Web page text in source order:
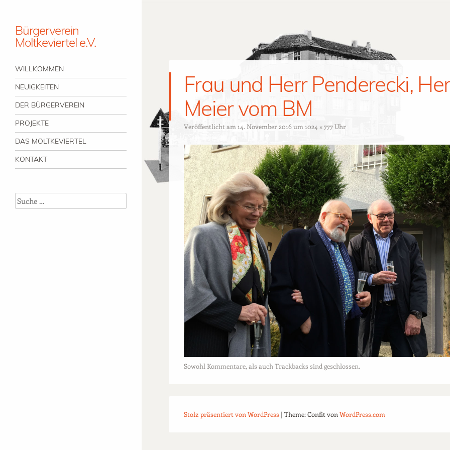
Bürgerverein
Moltkeviertel e.V.
Menü
Zum Inhalt springen
WILLKOMMEN
NEUIGKEITEN
DER BÜRGERVEREIN
PROJEKTE
DAS MOLTKEVIERTEL
KONTAKT
Frau und Herr Penderecki,
Meier vom BM
Veröffentlicht am 14. November 2016um 1024 × 777Uhr
Sowohl Kommentare, als auch Trackbacks sind geschlossen.
Suche
Stolz präsentiert von WordPress | Theme: Confit von WordPress.com